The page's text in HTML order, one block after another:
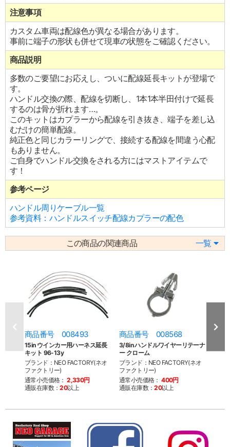
注意事項
カスタム車両は配線色が異なる場合があります。
事前に端子の形状も併せて現車の状態をご確認ください。
商品説明
多数のご要望にお応えし、ついに配線延長キットが登場で
す。
ハンドル交換の際、配線を切断し、1本1本半田付けで延長
するのは骨が折れます…。
このキットはカプラーから配線を引き抜き、端子を差し込
むだけの簡単配線。
純正色と同じカラーリングで、接続する配線を間違う心配
もありません。
ご自身でハンドル交換をされる方にはマストアイテムで
す！
参考ページ
ハンドル周りケーブル一覧
参考資料：ハンドルスイッチ配線カプラーの配色
この商品の関連商品 一覧
商品番号 008493
15in ウインカー用ハーネス延長
キット 96-13y
ブランド：NEO FACTORY(ネオ
ファクトリー)
通常小売価格： 2,330円
通販在庫数：20以上
商品番号 008568
3/8in ハンドルワイヤーリテーナ
ー クローム
ブランド：NEO FACTORY(ネオ
ファクトリー)
通常小売価格： 400円
通販在庫数：20以上
ー ク